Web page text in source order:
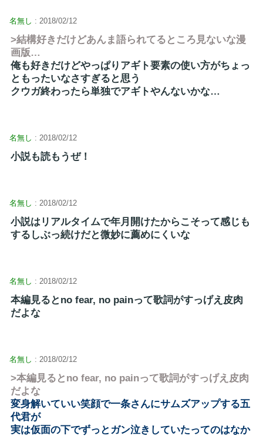
名無し : 2018/02/12
>結構好きだけどあんま語られてるところ見ないな漫
画版…
俺も好きだけどやっぱりアギト要素の使い方がちょっ
ともったいなさすぎると思う
クウガ終わったら単独でアギトやんないかな…
名無し : 2018/02/12
小説も読もうぜ！
名無し : 2018/02/12
小説はリアルタイムで年月開けたからこそって感じも
するしぶっ続けだと微妙に薦めにくいな
名無し : 2018/02/12
本編見るとno fear, no painって歌詞がすっげえ皮肉
だよな
名無し : 2018/02/12
>本編見るとno fear, no painって歌詞がすっげえ皮肉
だよな
変身解いていい笑顔で一条さんにサムズアップする五
代君が
実は仮面の下でずっとガン泣きしていたってのはなか